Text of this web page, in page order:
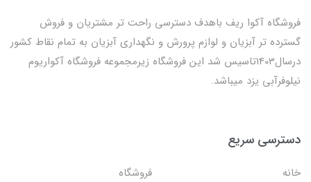
فروشگاه آکوا ریف باهدف دسترسی راحت تر مشتریان و فروش
گسترده تر آبزیان و لوازم پرورش و نگهداری آبزیان به تمام نقاط کشور
درسال1403تاسیس شد این فروشگاه زیرمجموعه فروشگاه آکواریوم
نیلوفرآبی یزد میباشد.
دسترسی سریع
خانه
فروشگاه